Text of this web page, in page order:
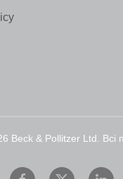
Beck & Pollitzer Ltd. Всі